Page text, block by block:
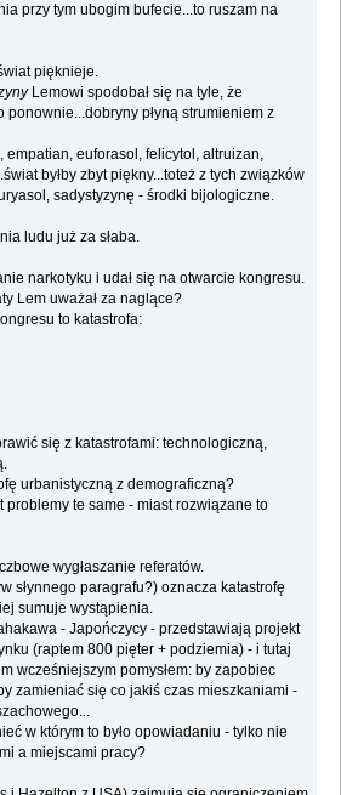
przy tym ubogim bufecie...to ruszam na
pięknieje.
Lemowi spodobał się na tyle, że
ponownie...dobryny płyną strumieniem z
empatian, euforasol, felicytol, altruizan,
byłby zbyt piękny...toteż z tych związków
sadystyzynę - środki bijologiczne.
ludu już za słaba.
narkotyku i udał się na otwarcie kongresu.
Lem uważał za naglące?
to katastrofa:
się z katastrofami: technologiczną,
urbanistyczną z demograficzną?
problemy te same - miast rozwiązane to
wygłaszanie referatów.
słynnego paragrafu?) oznacza katastrofę
sumuje wystąpienia.
- Japończycy - przedstawiają projekt
(raptem 800 pięter + podziemia) - i tutaj
wcześniejszym pomysłem: by zapobiec
zamieniać się co jakiś czas mieszkaniami -
w którym to było opowiadaniu - tylko nie
a miejscami pracy?